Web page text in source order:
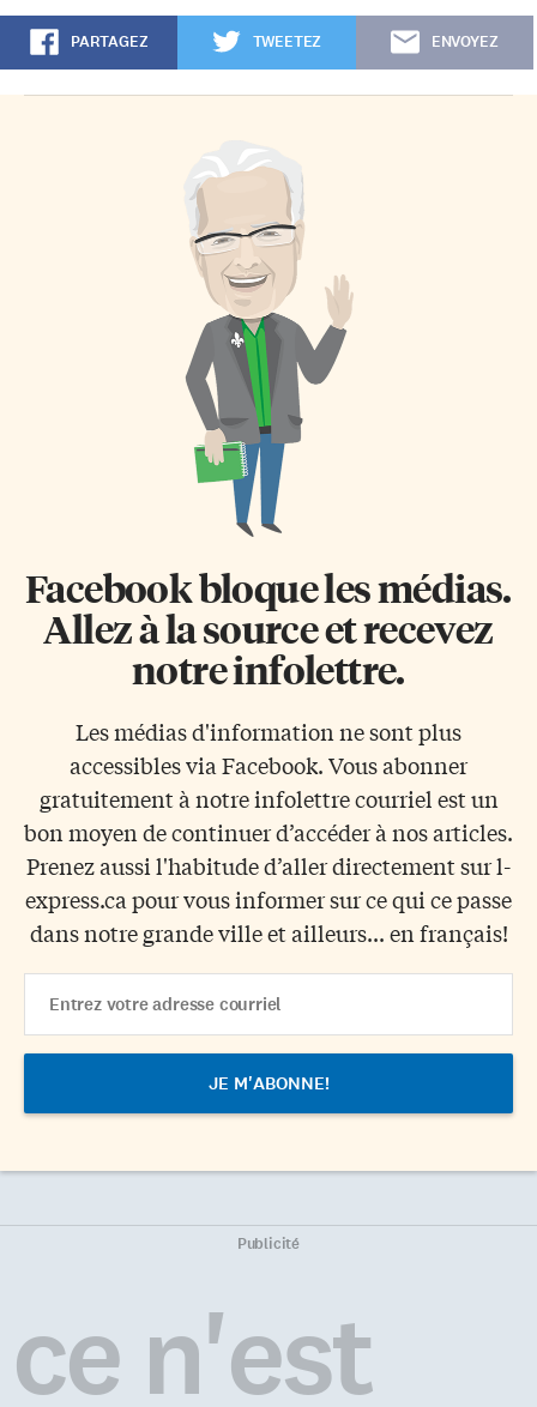
PARTAGEZ TWEETEZ ENVOYEZ
Facebook bloque les médias.
Allez à la source et recevez
notre infolettre.
Les médias d'information ne sont plus
accessibles via Facebook. Vous abonner
gratuitement à notre infolettre courriel est un
bon moyen de continuer d’accéder à nos articles.
Prenez aussi l'habitude d’aller directement sur l-
express.ca pour vous informer sur ce qui ce passe
dans notre grande ville et ailleurs... en français!
Address
Publicité
ce n'est